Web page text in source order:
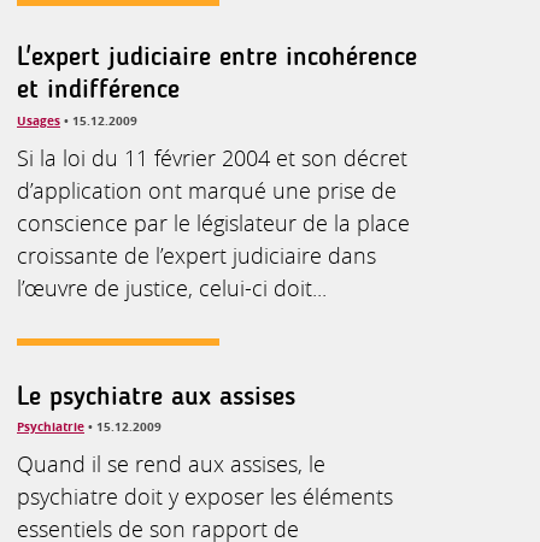
L'expert judiciaire entre incohérence
et indifférence
Usages • 15.12.2009
Si la loi du 11 février 2004 et son décret
d’application ont marqué une prise de
conscience par le législateur de la place
croissante de l’expert judiciaire dans
l’œuvre de justice, celui-ci doit...
Le psychiatre aux assises
Psychiatrie • 15.12.2009
Quand il se rend aux assises, le
psychiatre doit y exposer les éléments
essentiels de son rapport de